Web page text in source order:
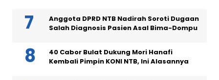
Anggota DPRD NTB Nadirah Soroti Dugaan
Salah Diagnosis Pasien Asal Bima-Dompu
40 Cabor Bulat Dukung Mori Hanafi
Kembali Pimpin KONI NTB, Ini Alasannya